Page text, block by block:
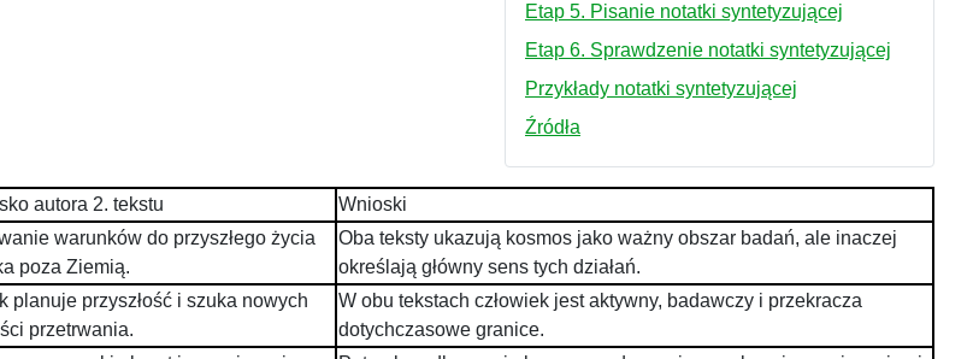
Etap 5. Pisanie notatki syntetyzującej
Etap 6. Sprawdzenie notatki syntetyzującej
Przykłady notatki syntetyzującej
Źródła
autora 2. tekstu
Wnioski
warunków do przyszłego życia
poza Ziemią.
Oba teksty ukazują kosmos jako ważny obszar badań, ale inaczej
określają główny sens tych działań.
planuje przyszłość i szuka nowych
przetrwania.
W obu tekstach człowiek jest aktywny, badawczy i przekracza
dotychczasowe granice.